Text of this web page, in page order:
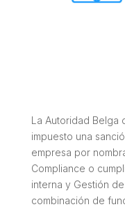
La Autoridad Belga
impuesto una
empresa por
Compliance o
interna y Gestión
combinación de